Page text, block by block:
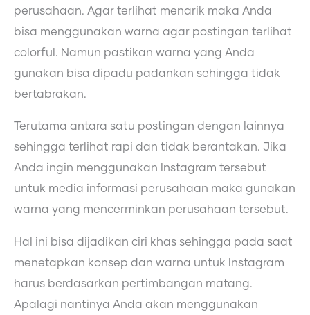
perusahaan. Agar terlihat menarik maka Anda
bisa menggunakan warna agar postingan terlihat
colorful. Namun pastikan warna yang Anda
gunakan bisa dipadu padankan sehingga tidak
bertabrakan.
Terutama antara satu postingan dengan lainnya
sehingga terlihat rapi dan tidak berantakan. Jika
Anda ingin menggunakan Instagram tersebut
untuk media informasi perusahaan maka gunakan
warna yang mencerminkan perusahaan tersebut.
Hal ini bisa dijadikan ciri khas sehingga pada saat
menetapkan konsep dan warna untuk Instagram
harus berdasarkan pertimbangan matang.
Apalagi nantinya Anda akan menggunakan